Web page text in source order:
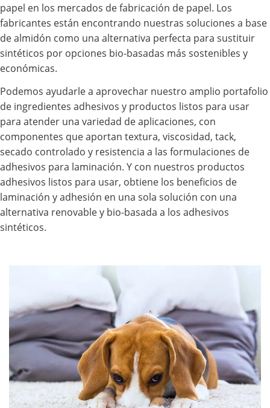
papel en los mercados de fabricación de papel. Los
fabricantes están encontrando nuestras soluciones a base
de almidón como una alternativa perfecta para sustituir
sintéticos por opciones bio-basadas más sostenibles y
económicas.
Podemos ayudarle a aprovechar nuestro amplio portafolio
de ingredientes adhesivos y productos listos para usar
para atender una variedad de aplicaciones, con
componentes que aportan textura, viscosidad, tack,
secado controlado y resistencia a las formulaciones de
adhesivos para laminación. Y con nuestros productos
adhesivos listos para usar, obtiene los beneficios de
laminación y adhesión en una sola solución con una
alternativa renovable y bio-basada a los adhesivos
sintéticos.